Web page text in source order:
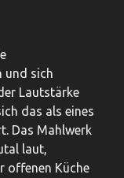
und sich
Lautstärke
das als eines
Das Mahlwerk
laut,
offenen Küche